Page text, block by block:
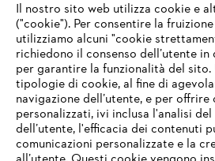
Informazioni per i fornitori
I prodotti
Il nostro sito web utilizza cookie e
("cookie"). Per consentire la
utilizziamo alcuni "cookie
richiedono il consenso dell’utente in
per garantire la funzionalità del
tipologie di cookie, al fine di
navigazione dell’utente, e per
personalizzati, ivi inclusa l'analisi
dell’utente, l'efficacia dei contenuti
comunicazioni personalizzate e la